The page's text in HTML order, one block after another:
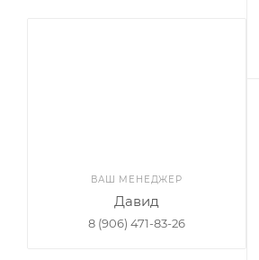
ВАШ МЕНЕДЖЕР
Давид
8 (906) 471-83-26